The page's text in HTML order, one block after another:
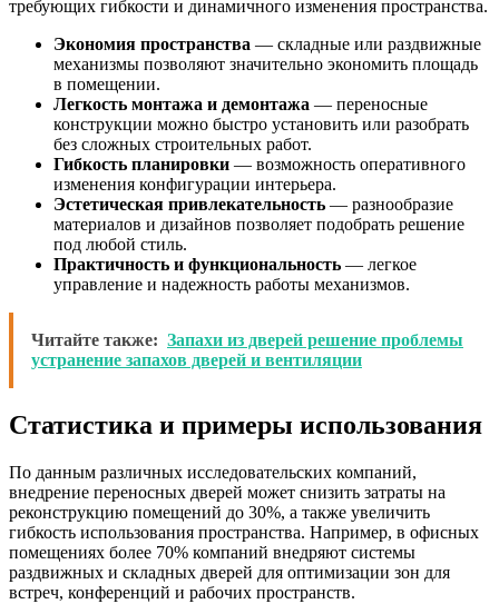
требующих гибкости и динамичного изменения пространства.
Экономия пространства — складные или раздвижные
механизмы позволяют значительно экономить площадь
в помещении.
Легкость монтажа и демонтажа — переносные
конструкции можно быстро установить или разобрать
без сложных строительных работ.
Гибкость планировки — возможность оперативного
изменения конфигурации интерьера.
Эстетическая привлекательность — разнообразие
материалов и дизайнов позволяет подобрать решение
под любой стиль.
Практичность и функциональность — легкое
управление и надежность работы механизмов.
Читайте также: Запахи из дверей решение проблемы
устранение запахов дверей и вентиляции
Статистика и примеры использования
По данным различных исследовательских компаний,
внедрение переносных дверей может снизить затраты на
реконструкцию помещений до 30%, а также увеличить
гибкость использования пространства. Например, в офисных
помещениях более 70% компаний внедряют системы
раздвижных и складных дверей для оптимизации зон для
встреч, конференций и рабочих пространств.